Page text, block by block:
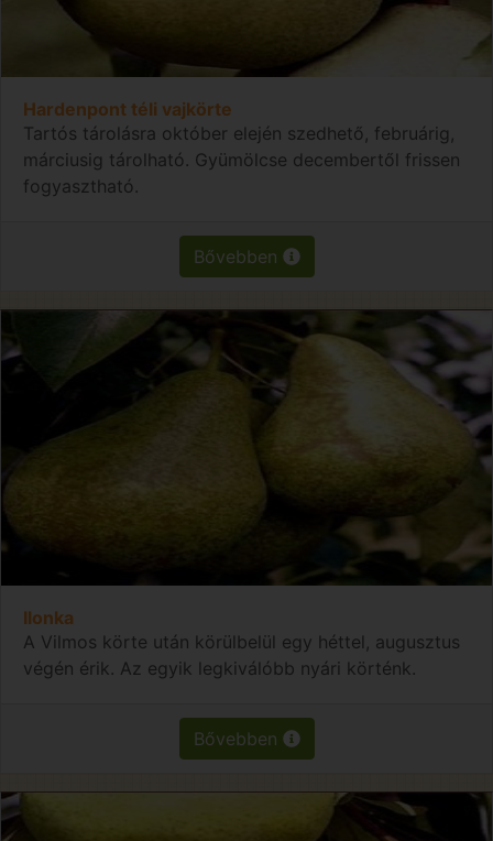
Hardenpont téli vajkörte
Tartós tárolásra október elején szedhető, februárig,
márciusig tárolható. Gyümölcse decembertől frissen
fogyasztható.
Bővebben
Ilonka
A Vilmos körte után körülbelül egy héttel, augusztus
végén érik. Az egyik legkiválóbb nyári körténk.
Bővebben